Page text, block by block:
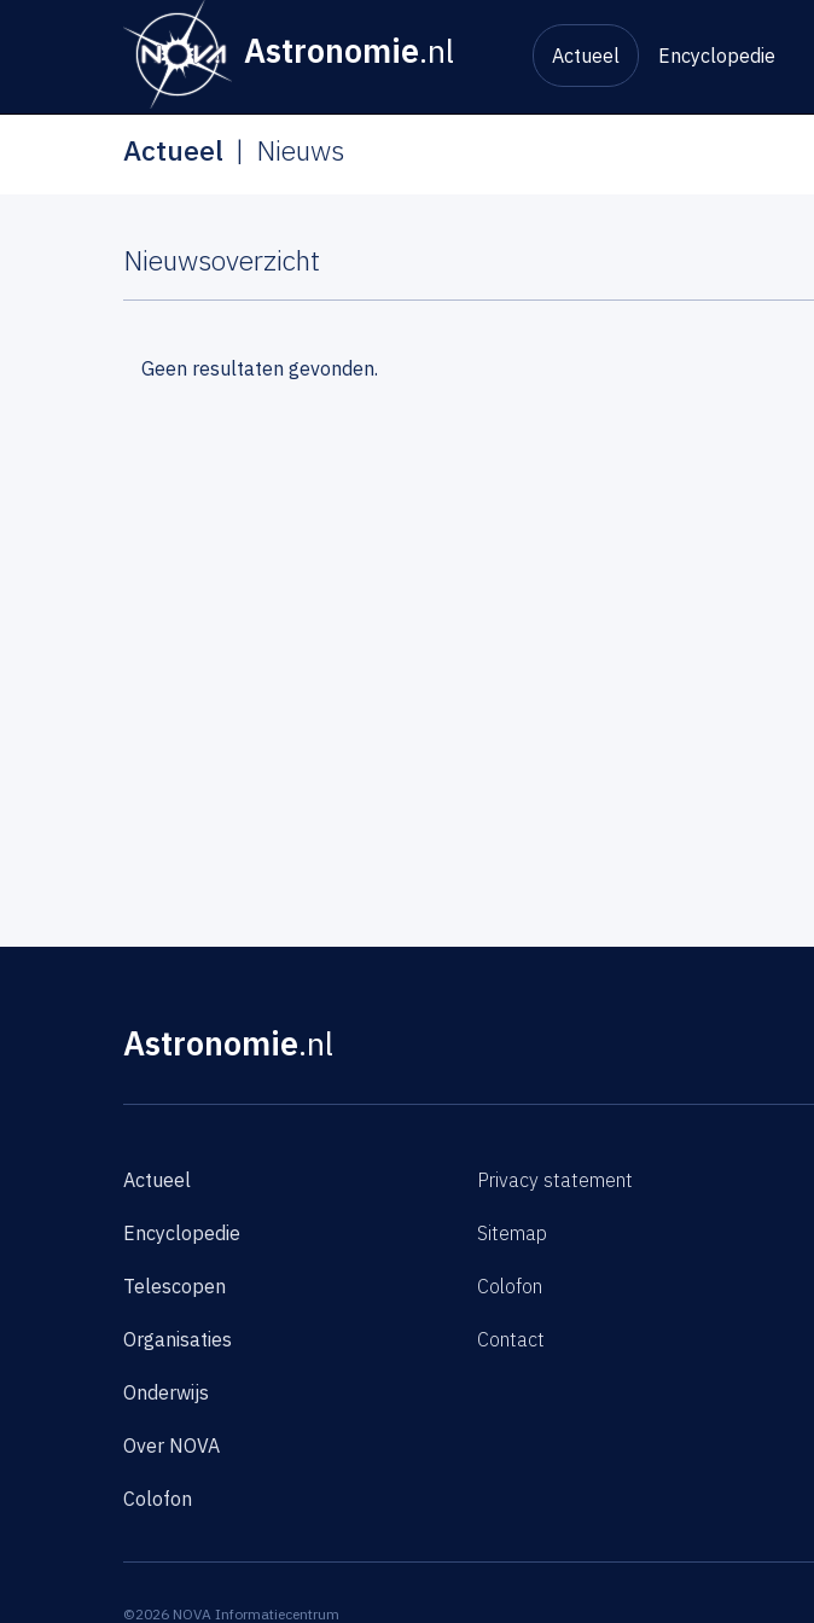
Astronomie.nl Actueel Encyclopedie
Actueel Nieuws
Nieuwsoverzicht
Geen resultaten gevonden.
Astronomie.nl
Actueel
Encyclopedie
Telescopen
Organisaties
Onderwijs
Over NOVA
Colofon
Privacy statement
Sitemap
Colofon
Contact
©2026 NOVA Informatiecentrum